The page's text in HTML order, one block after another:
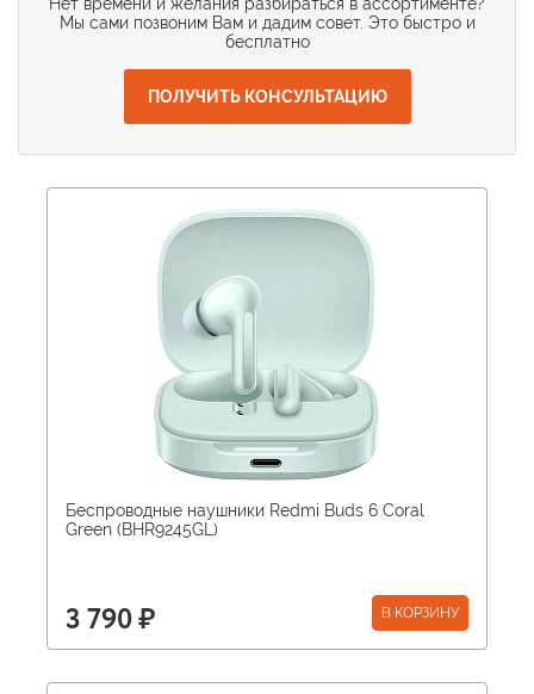
Мы сами позвоним Вам и дадим совет. Это быстро и
бесплатно
ПОЛУЧИТЬ КОНСУЛЬТАЦИЮ
Беспроводные наушники Redmi Buds 6 Coral
Green (BHR9245GL)
3 790 ₽ В КОРЗИНУ